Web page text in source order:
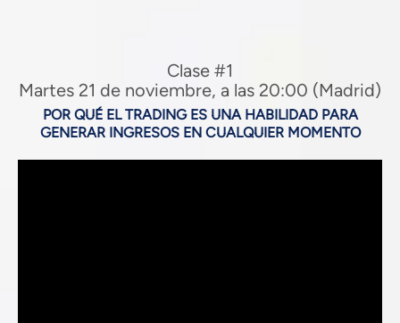
Clase #1
Martes 21 de noviembre, a las 20:00 (Madrid)
POR QUÉ EL TRADING ES UNA HABILIDAD PARA
GENERAR INGRESOS EN CUALQUIER MOMENTO